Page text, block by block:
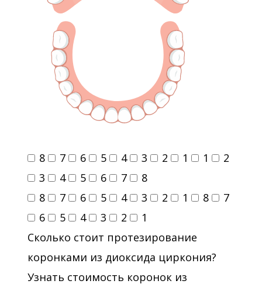
8 7 6 5 4 3 2 1 1
2
3
4 5 6 7
8
8
7 6 5 4 3 2 1 8
7
6
5 4 3 2
1
Сколько стоит протезирование
коронками из диоксида циркония?
Узнать стоимость коронок из